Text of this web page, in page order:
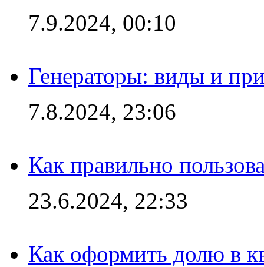
7.9.2024, 00:10
Генераторы: виды и
7.8.2024, 23:06
Как правильно
23.6.2024, 22:33
Как оформить долю в